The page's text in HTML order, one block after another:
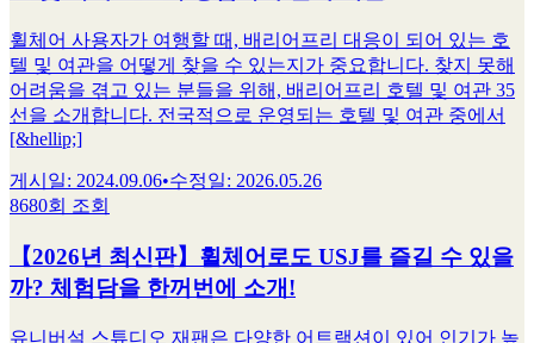
휠체어 사용자가 여행할 때, 배리어프리 대응이 되어 있는 호
텔 및 여관을 어떻게 찾을 수 있는지가 중요합니다. 찾지 못해
어려움을 겪고 있는 분들을 위해, 배리어프리 호텔 및 여관 35
선을 소개합니다. 전국적으로 운영되는 호텔 및 여관 중에서
[&hellip;]
게시일: 2024.09.06•수정일: 2026.05.26
8680회 조회
【2026년 최신판】휠체어로도 USJ를 즐길 수 있을
까? 체험담을 한꺼번에 소개!
유니버설 스튜디오 재팬은 다양한 어트랙션이 있어 인기가 높